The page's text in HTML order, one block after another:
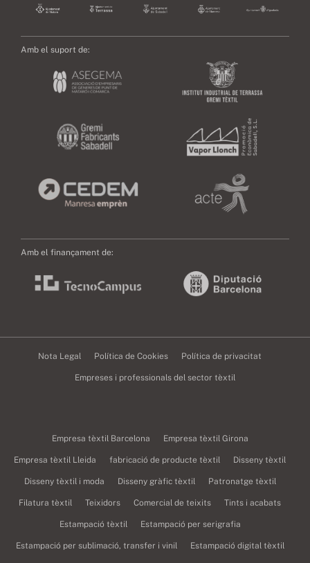
Amb el suport de:
Amb el finançament de:
Nota Legal Política de Cookies Política de privacitat
Empreses i professionals del sector tèxtil
Empresa tèxtil Barcelona Empresa tèxtil Girona
Empresa tèxtil Lleida fabricació de producte tèxtil Disseny tèxtil
Disseny tèxtil i moda Disseny gràfic tèxtil Patronatge tèxtil
Filatura tèxtil Teixidors Comercial de teixits Tints i acabats
Estampació tèxtil Estampació per serigrafia
Estampació per sublimació, transfer i vinil Estampació digital tèxtil